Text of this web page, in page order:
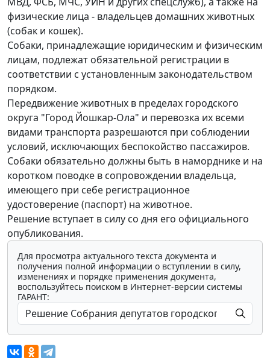
физические лица - владельцев домашних животных
(собак и кошек).
Собаки, принадлежащие юридическим и физическим
лицам, подлежат обязательной регистрации в
соответствии с установленным законодательством
порядком.
Передвижение животных в пределах городского
округа "Город Йошкар-Ола" и перевозка их всеми
видами транспорта разрешаются при соблюдении
условий, исключающих беспокойство пассажиров.
Собаки обязательно должны быть в наморднике и на
коротком поводке в сопровождении владельца,
имеющего при себе регистрационное
удостоверение (паспорт) на животное.
Решение вступает в силу со дня его официального
опубликования.
Для просмотра актуального текста документа и
получения полной информации о вступлении в силу,
изменениях и порядке применения документа,
воспользуйтесь поиском в Интернет-версии системы
ГАРАНТ: